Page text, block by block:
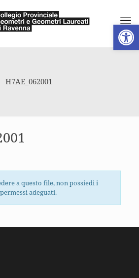
Apri
H7AE_062001
a questo file, non possiedi i
permessi adeguati.